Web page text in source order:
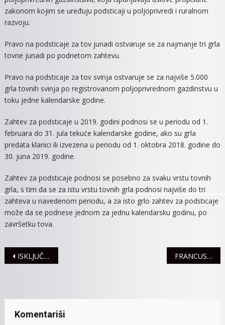
zakonom kojim se uređuju podsticaji u poljoprivredi i ruralnom
razvoju.
Pravo na podsticaje za tov junadi ostvaruje se za najmanje tri grla
tovne junadi po podnetom zahtevu.
Pravo na podsticaje za tov svinja ostvaruje se za najviše 5.000
grla tovnih svinja po registrovanom poljoprivrednom gazdinstvu u
toku jedne kalendarske godine.
Zahtev za podsticaje u 2019. godini podnosi se u periodu od 1.
februara do 31. jula tekuće kalendarske godine, ako su grla
predata klanici ili izvezena u periodu od 1. oktobra 2018. godine do
30. juna 2019. godine.
Zahtev za podsticaje podnosi se posebno za svaku vrstu tovnih
grla, s tim da se za istu vrstu tovnih grla podnosi najviše do tri
zahteva u navedenom periodu, a za isto grlo zahtev za podsticaje
može da se podnese jednom za jednu kalendarsku godinu, po
završetku tova.
Navigacija
ISKLJUČENJA STRUJE ZA 15. JANUAR FRANCUSKI FILMSKI KARAVAN STIŽE I U MITROVICU
Komentariši